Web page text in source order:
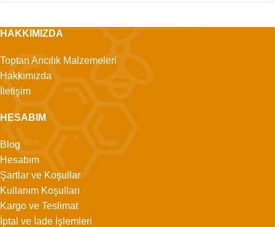
HAKKIMIZDA
Toptan Arıcılık Malzemeleri
Hakkımızda
İletişim
HESABIM
Blog
Hesabım
Şartlar ve Koşullar
Kullanım Koşulları
Kargo ve Teslimat
İptal ve İade İşlemleri